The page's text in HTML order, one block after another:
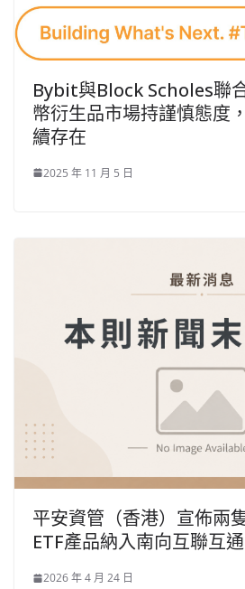
Bybit與Block Scholes聯
幣衍生品市場持謹慎態度
續存在
2025 年 11 月 5 日
平安資管（香港）宣佈兩
ETF產品納入南向互聯互通
2026 年 4 月 24 日